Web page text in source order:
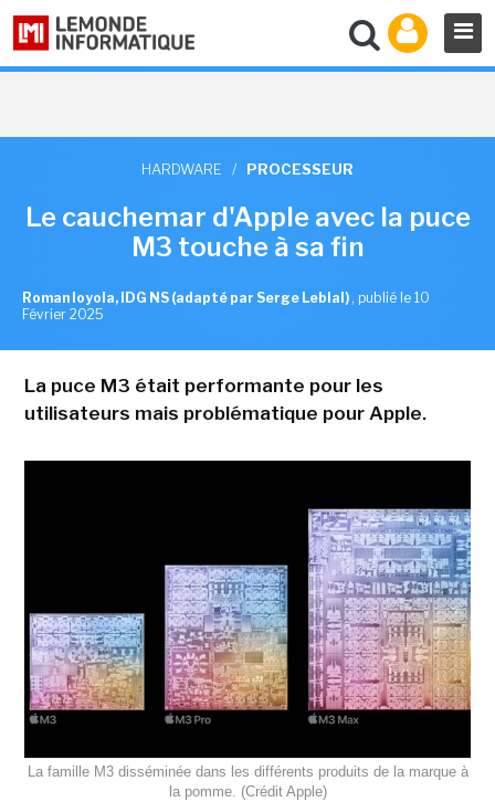
HARDWARE / PROCESSEUR
Le cauchemar d'Apple avec la puce
M3 touche à sa fin
Roman loyola, IDG NS (adapté par Serge Leblal) , publié le 10
Février 2025
La puce M3 était performante pour les
utilisateurs mais problématique pour Apple.
La famille M3 disséminée dans les différents produits de la marque à
la pomme. (Crédit Apple)